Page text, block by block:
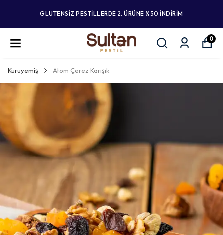
GLUTENSİZ PESTİLLERDE 2. ÜRÜNE %50 İNDİRİM
0
Kuruyemiş Atom Çerez Karışık